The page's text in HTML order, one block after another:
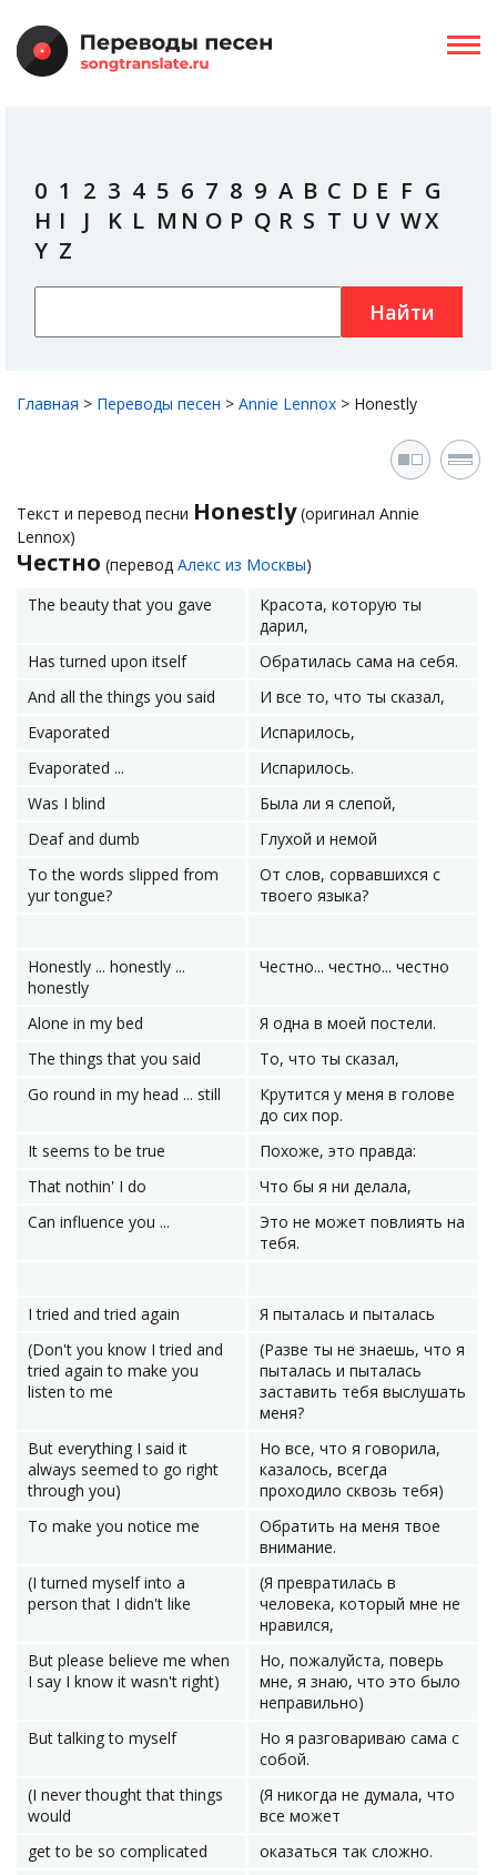
0 1 2 3 4 5 6 7 8 9 A B C D E F G
H I J K L M N O P Q R S T U V WX
Y Z
Найти
Главная > Переводы песен > Annie Lennox > Honestly
Текст и перевод песни Honestly(оригинал Annie
Lennox)
Честно (перевод Алекс из Москвы)
The beauty that you gave
Красота, которую ты
дарил,
Has turned upon itself
Обратилась сама на себя.
And all the things you said
И все то, что ты сказал,
Evaporated
Испарилось,
Evaporated ...
Испарилось.
Was I blind
Была ли я слепой,
Deaf and dumb
Глухой и немой
To the words slipped from
yur tongue?
От слов, сорвавшихся с
твоего языка?
Honestly ... honestly ...
honestly
Честно... честно... честно
Alone in my bed
Я одна в моей постели.
The things that you said
То, что ты сказал,
Go round in my head ... still
Крутится у меня в голове
до сих пор.
It seems to be true
Похоже, это правда:
That nothin' I do
Что бы я ни делала,
Can influence you ...
Это не может повлиять на
тебя.
I tried and tried again
Я пыталась и пыталась
(Don't you know I tried and
tried again to make you
listen to me
(Разве ты не знаешь, что я
пыталась и пыталась
заставить тебя выслушать
меня?
But everything I said it
always seemed to go right
through you)
Но все, что я говорила,
казалось, всегда
проходило сквозь тебя)
To make you notice me
Обратить на меня твое
внимание.
(I turned myself into a
person that I didn't like
(Я превратилась в
человека, который мне не
нравился,
But please believe me when
I say I know it wasn't right)
Но, пожалуйста, поверь
мне, я знаю, что это было
неправильно)
But talking to myself
Но я разговариваю сама с
собой.
(I never thought that things
would
(Я никогда не думала, что
все может
get to be so complicated
оказаться так сложно.